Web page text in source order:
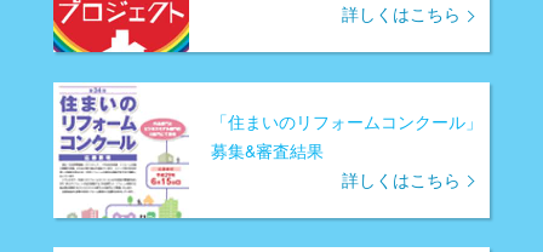
詳しくはこちら
「住まいのリフォームコンクール」
募集&審査結果
詳しくはこちら